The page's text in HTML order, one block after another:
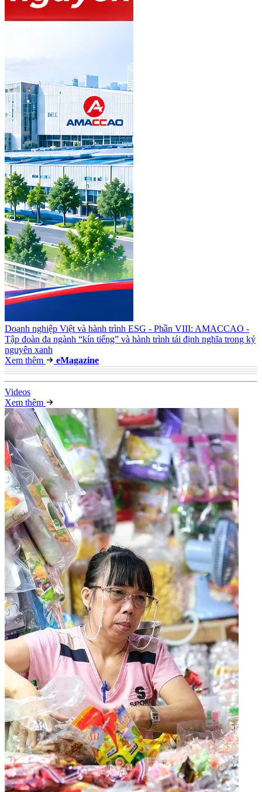
Doanh nghiệp Việt và hành trình ESG - Phần VIII: AMACCAO -
Tập đoàn đa ngành “kín tiếng” và hành trình tái định nghĩa trong kỷ
nguyên xanh
Xem thêm
eMagazine
Videos
Xem thêm